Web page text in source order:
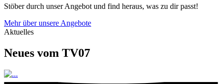
Stöber durch unser Angebot und find heraus, was zu dir passt!
Mehr über unsere Angebote
Aktuelles
Neues vom TV07